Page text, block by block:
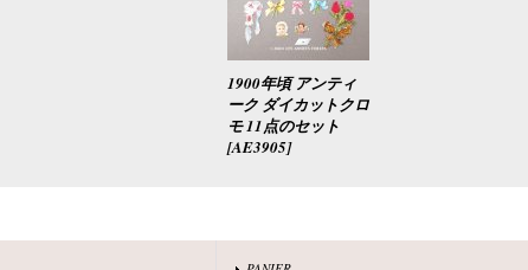
1900年頃 アンティ
ーク ダイカットクロ
モ 11点のセット
[AE3905]